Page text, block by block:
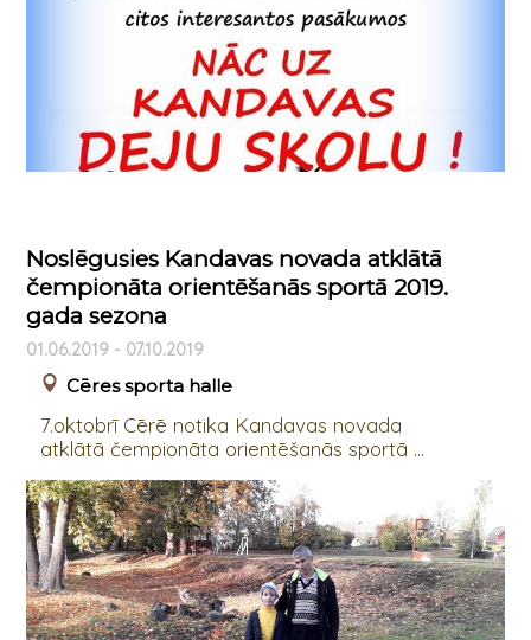
Noslēgusies Kandavas novada atklātā
čempionāta orientēšanās sportā 2019.
gada sezona
01.06.2019 - 07.10.2019
Cēres sporta halle
7.oktobrī Cērē notika Kandavas novada
atklātā čempionāta orientēšanās sportā ...